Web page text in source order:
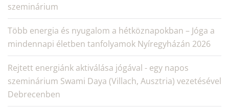
szeminárium
Több energia és nyugalom a hétköznapokban – Jóga a
mindennapi életben tanfolyamok Nyíregyházán 2026
Rejtett energiánk aktiválása jógával - egy napos
szeminárium Swami Daya (Villach, Ausztria) vezetésével
Debrecenben